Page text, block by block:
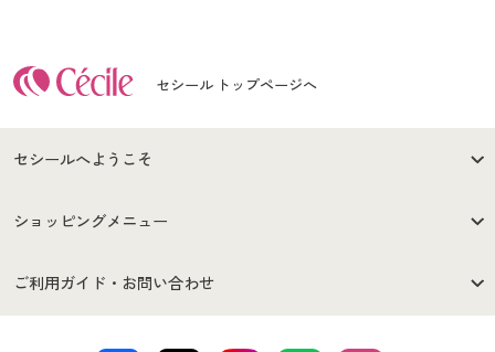
セシール トップページへ
セシールへようこそ
はじめての方へ
セシールご利用規約
ショッピングメニュー
商品カテゴリ
ご利用ガイド・お問い合わせ